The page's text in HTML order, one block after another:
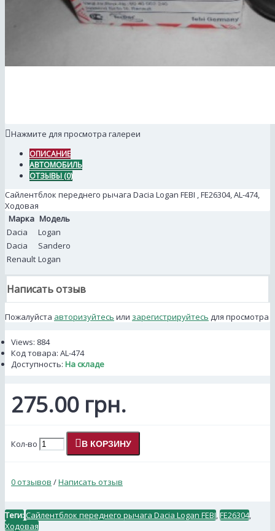
Нажмите для просмотра галереи
ОПИСАНИЕ
АВТОМОБИЛЬ
ОТЗЫВЫ (0)
Сайлентблок переднего рычага Dacia Logan FEBI , FE26304, AL-474,
Ходовая
Марка Модель
Dacia
Logan
Dacia
Sandero
Renault Logan
Написать отзыв
Пожалуйста авторизуйтесь или зарегистрируйтесь для просмотра
Views: 884
Код товара: AL-474
Доступность: На складе
275.00 грн.
Кол-во В КОРЗИНУ
0 отзывов /Написать отзыв
Теги:Сайлентблок переднего рычага Dacia Logan FEBI FE26304
Ходовая